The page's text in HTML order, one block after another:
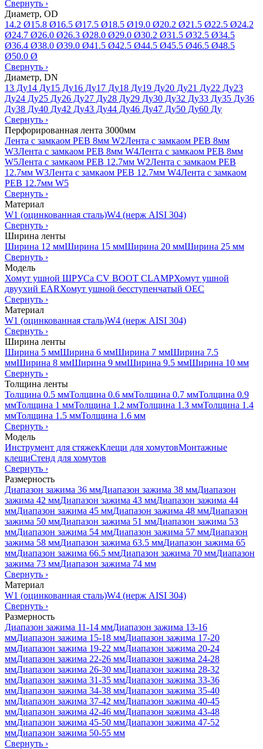
Свернуть ›
Диаметр, OD
14.2 Ø15.8 Ø16.5 Ø17.5 Ø18.5 Ø19.0 Ø20.2 Ø21.5 Ø22.5 Ø24.2
Ø24.7 Ø26.0 Ø26.3 Ø28.0 Ø29.0 Ø30.2 Ø31.5 Ø32.5 Ø34.5
Ø36.4 Ø38.0 Ø39.0 Ø41.5 Ø42.5 Ø44.5 Ø45.5 Ø46.5 Ø48.5
Ø50.0 Ø
Свернуть ›
Диаметр, DN
13 Ду14 Ду15 Ду16 Ду17 Ду18 Ду19 Ду20 Ду21 Ду22 Ду23
Ду24 Ду25 Ду26 Ду27 Ду28 Ду29 Ду30 Ду32 Ду33 Ду35 Ду36
Ду38 Ду40 Ду42 Ду43 Ду44 Ду46 Ду47 Ду50 Ду60 Ду
Свернуть ›
Перфорированная лента 3000мм
Лента с замкаом PEB 8мм W2Лента с замкаом PEB 8мм
W3Лента с замкаом PEB 8мм W4Лента с замкаом PEB 8мм
W5Лента с замкаом PEB 12.7мм W2Лента с замкаом PEB
12.7мм W3Лента с замкаом PEB 12.7мм W4Лента с замкаом
PEB 12.7мм W5
Свернуть ›
Материал
W1 (оцинкованная сталь)W4 (нерж AISI 304)
Свернуть ›
Ширина ленты
Ширина 12 ммШирина 15 ммШирина 20 ммШирина 25 мм
Свернуть ›
Модель
Хомут ушной ШРУСа CV BOOT CLAMPХомут ушной
двуухий EARХомут ушной бесступенчатый OEC
Свернуть ›
Материал
W1 (оцинкованная сталь)W4 (нерж AISI 304)
Свернуть ›
Ширина ленты
Ширина 5 ммШирина 6 ммШирина 7 ммШирина 7.5
ммШирина 8 ммШирина 9 ммШирина 9.5 ммШирина 10 мм
Свернуть ›
Толщина ленты
Толщина 0.5 ммТолщина 0.6 ммТолщина 0.7 ммТолщина 0.9
ммТолщина 1 ммТолщина 1.2 ммТолщина 1.3 ммТолщина 1.4
ммТолщина 1.5 ммТолщина 1.6 мм
Свернуть ›
Модель
Инструмент для стяжекКлещи для хомутовМонтажные
клещиСтенд для хомутов
Свернуть ›
Размерность
Диапазон зажима 36 ммДиапазон зажима 38 ммДиапазон
зажима 42 ммДиапазон зажима 43 ммДиапазон зажима 44
ммДиапазон зажима 45 ммДиапазон зажима 48 ммДиапазон
зажима 50 ммДиапазон зажима 51 ммДиапазон зажима 53
ммДиапазон зажима 54 ммДиапазон зажима 57 ммДиапазон
зажима 58 ммДиапазон зажима 63.5 ммДиапазон зажима 65
ммДиапазон зажима 66.5 ммДиапазон зажима 70 ммДиапазон
зажима 73 ммДиапазон зажима 74 мм
Свернуть ›
Материал
W1 (оцинкованная сталь)W4 (нерж AISI 304)
Свернуть ›
Размерность
Диапазон зажима 11-14 ммДиапазон зажима 13-16
ммДиапазон зажима 15-18 ммДиапазон зажима 17-20
ммДиапазон зажима 19-22 ммДиапазон зажима 20-24
ммДиапазон зажима 22-26 ммДиапазон зажима 24-28
ммДиапазон зажима 26-30 ммДиапазон зажима 28-32
ммДиапазон зажима 31-35 ммДиапазон зажима 33-36
ммДиапазон зажима 34-38 ммДиапазон зажима 35-40
ммДиапазон зажима 37-42 ммДиапазон зажима 40-45
ммДиапазон зажима 42-46 ммДиапазон зажима 43-48
ммДиапазон зажима 45-50 ммДиапазон зажима 47-52
ммДиапазон зажима 50-55 мм
Свернуть ›